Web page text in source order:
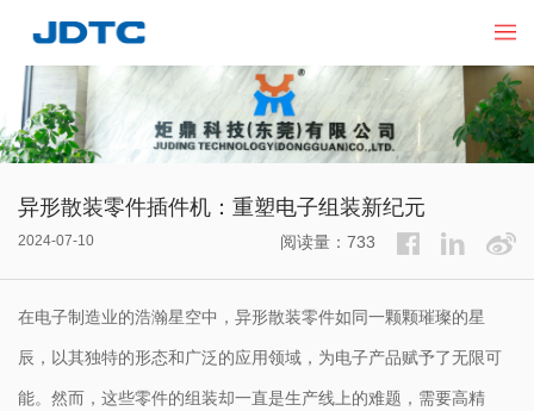
异形散装零件插件机：重塑电子组装新纪元
2024-07-10 阅读量：733
在电子制造业的浩瀚星空中，异形散装零件如同一颗颗璀璨的星
辰，以其独特的形态和广泛的应用领域，为电子产品赋予了无限可
能。然而，这些零件的组装却一直是生产线上的难题，需要高精